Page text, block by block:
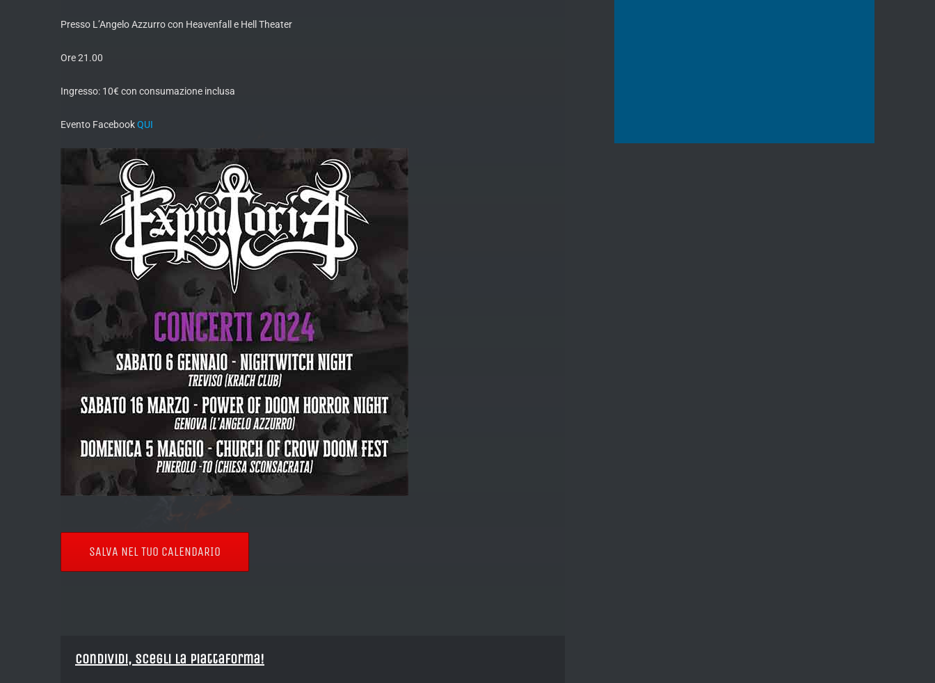
Presso L’Angelo Azzurro con Heavenfall e Hell Theater
Ore 21.00
Ingresso: 10€ con consumazione inclusa
Evento FacebookQUI
SALVA NEL TUO CALENDARIO
Condividi, Scegli la piattaforma!